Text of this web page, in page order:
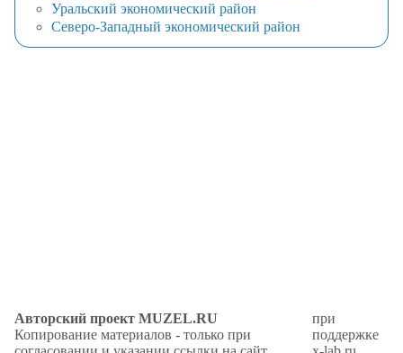
Уральский экономический район
Северо-Западный экономический район
Авторский проект MUZEL.RU
Копирование материалов - только при
при
поддержке